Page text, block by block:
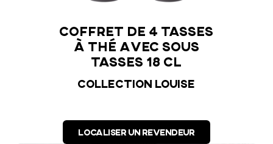
de 4 tasses
sous
Louise
Plat à cake 36 cm
Collection Louise
LOCALISER UN REVENDEUR